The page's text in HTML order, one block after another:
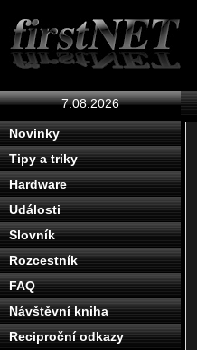
7.08.2026
Novinky
Tipy a triky
Hardware
Události
Slovník
Rozcestník
FAQ
Návštěvní kniha
Reciproční odkazy